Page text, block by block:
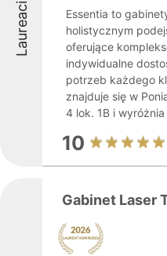
Laureaci
Essentia to
holistycznym
oferujące
indywidualne
potrzeb każdego
znajduje się w
4 lok. 1B i wyróżnia
10
Gabinet Laser